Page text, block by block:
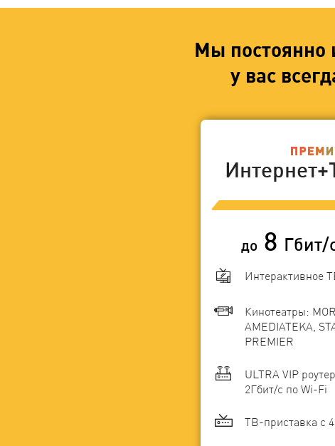
Мы постоянно
у вас
до 8 Гбит/
Интерактивное
Кинотеатры:
AMEDIATEKA,
PREMIER
ULTRA VIP
2Гбит/c по Wi-Fi
ТВ-приставка с